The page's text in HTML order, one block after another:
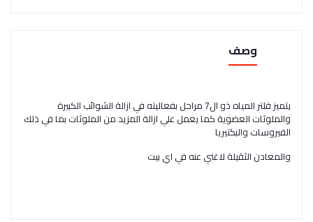
وصف
يتميز فلتر المياه ذو ال7 مراحل بفعاليته في ازالة الشوائب الكبيرة
والملوثات العضوية كما يعمل علي ازالة المزيد من الملوثات بما في ذلك
الفيروسات والبكتيريا
والمعادن الثقيلة لاغني عنه في اي بيت